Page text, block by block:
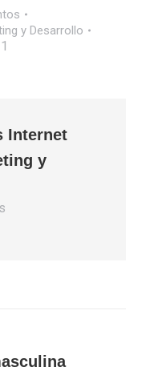
y Desarrollo
Internet
y